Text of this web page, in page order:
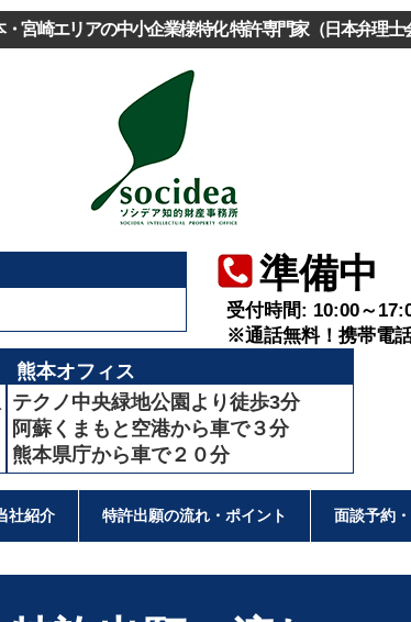
宮崎エリアの中小企業様特化 特許専門家（日本弁理士
準備中
受付時間: 10:00～
※通話無料！携帯電
熊本オフィス
テクノ中央緑地公園より徒歩3分
阿蘇くまもと空港から車で３分
熊本県庁から車で２０分
社紹介 特許出願の流れ・ポイント 面談予約